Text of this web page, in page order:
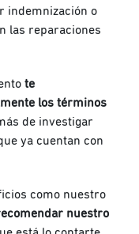
indemnización o
las reparaciones
te
los términos
de investigar
ya cuentan con
como nuestro
nuestro